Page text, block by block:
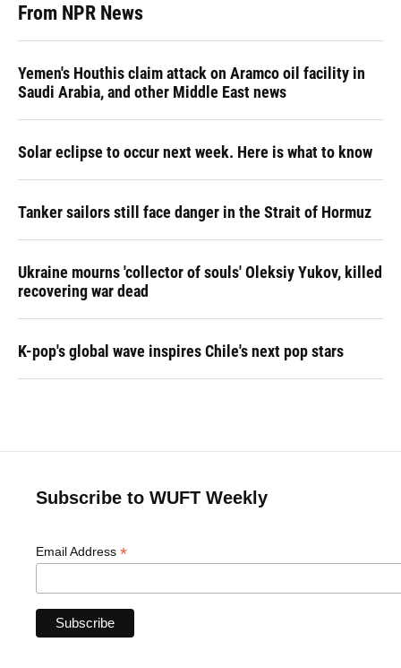
From NPR News
Yemen's Houthis claim attack on Aramco oil facility in
Saudi Arabia, and other Middle East news
Solar eclipse to occur next week. Here is what to know
Tanker sailors still face danger in the Strait of Hormuz
Ukraine mourns 'collector of souls' Oleksiy Yukov, killed
recovering war dead
K-pop's global wave inspires Chile's next pop stars
Subscribe to WUFT Weekly
Email Address *